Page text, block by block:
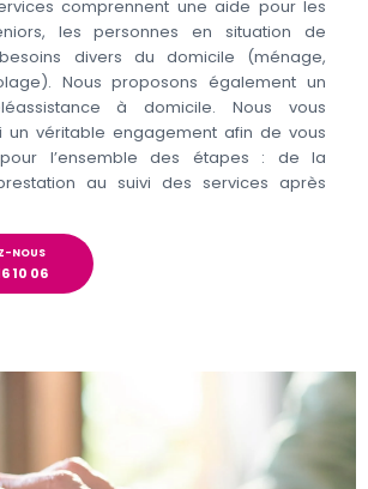
comprennent une aide pour les
les personnes en situation de
divers du domicile (ménage,
Nous proposons également un
à domicile. Nous vous
un véritable engagement afin de vous
l’ensemble des étapes : de la
au suivi des services après
NOUS
10 06